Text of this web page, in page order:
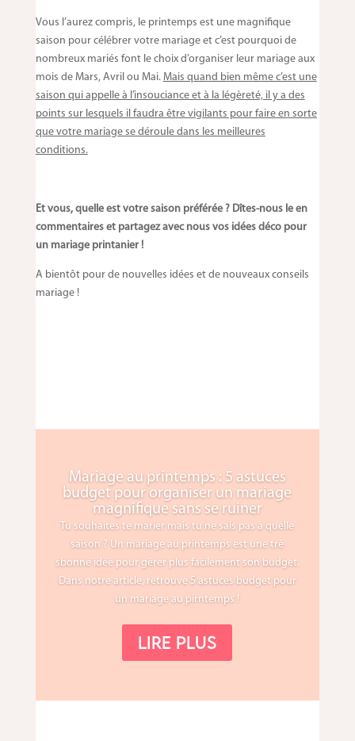
Vous l’aurez compris, le printemps est une magnifique
saison pour célébrer votre mariage et c’est pourquoi de
nombreux mariés font le choix d’organiser leur mariage aux
mois de Mars, Avril ou Mai. Mais quand bien même c’est une
saison qui appelle à l’insouciance et à la légèreté, il y a des
points sur lesquels il faudra être vigilants pour faire en sorte
que votre mariage se déroule dans les meilleures
conditions.
Et vous, quelle est votre saison préférée ? Dîtes-nous le en
commentaires et partagez avec nous vos idées déco pour
un mariage printanier !
A bientôt pour de nouvelles idées et de nouveaux conseils
mariage !
Mariage au printemps : 5 astuces
budget pour organiser un mariage
magnifique sans se ruiner
Tu souhaites te marier mais tu ne sais pas à quelle
saison ? Un mariage au printemps est une trè
sbonne idée pour gérer plus facilement son budget.
Dans notre article, retrouve 5 astuces budget pour
un mariage au pirntemps !
Lire plus